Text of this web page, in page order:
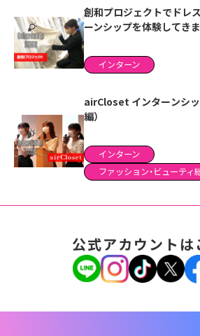
創和プロジェクトでドレ
ーンシップを体験してきま
インターン
airCloset インターンシッ
編）
インターン
ファッション・ビューティ
公式アカウントは